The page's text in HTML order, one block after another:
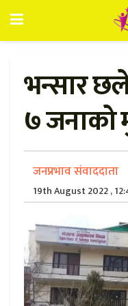
भन्सार
७ जनाको
जनप्रभाव संवाददाता
19th August 2022 ,